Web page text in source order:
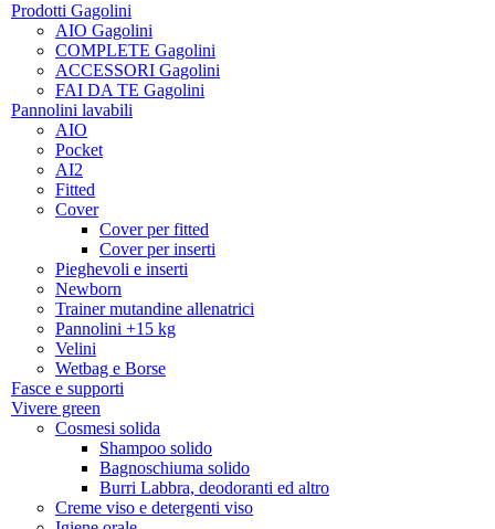
Prodotti Gagolini
AIO Gagolini
COMPLETE Gagolini
ACCESSORI Gagolini
FAI DA TE Gagolini
Pannolini lavabili
AIO
Pocket
AI2
Fitted
Cover
Cover per fitted
Cover per inserti
Pieghevoli e inserti
Newborn
Trainer mutandine allenatrici
Pannolini +15 kg
Velini
Wetbag e Borse
Fasce e supporti
Vivere green
Cosmesi solida
Shampoo solido
Bagnoschiuma solido
Burri Labbra, deodoranti ed altro
Creme viso e detergenti viso